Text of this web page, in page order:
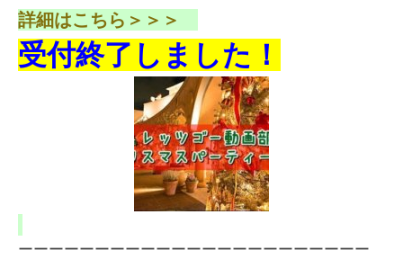
詳細はこちら＞＞＞
受付終了しました！
ーーーーーーーーーーーーーーーーーーーーーーー